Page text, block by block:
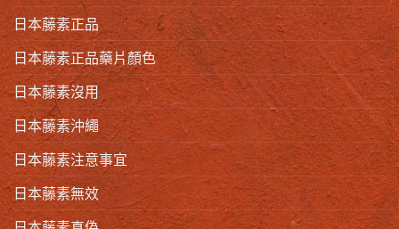
日本藤素正品
日本藤素正品藥片顏色
日本藤素沒用
日本藤素沖繩
日本藤素注意事宜
日本藤素無效